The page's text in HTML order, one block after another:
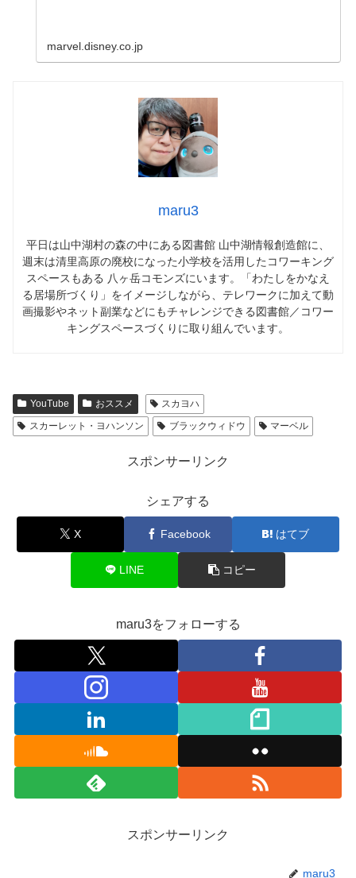
marvel.disney.co.jp
maru3
平日は山中湖村の森の中にある図書館 山中湖情報創造館に、
週末は清里高原の廃校になった小学校を活用したコワーキング
スペースもある 八ヶ岳コモンズにいます。「わたしをかなえ
る居場所づくり」をイメージしながら、テレワークに加えて動
画撮影やネット副業などにもチャレンジできる図書館／コワー
キングスペースづくりに取り組んでいます。
YouTube おススメ
スカヨハ
スカーレット・ヨハンソン
ブラックウィドウ マーベル
スポンサーリンク
シェアする
X Facebook はてブ
LINE コピー
maru3をフォローする
スポンサーリンク
maru3